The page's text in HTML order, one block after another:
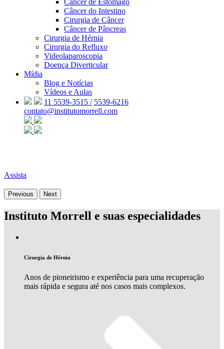
Câncer de Estômago
Câncer do Intestino
Cirurgia de Câncer
Câncer de Pâncreas
Cirurgia de Hérnia
Cirurgia do Refluxo
Videolaparoscopia
Doença Diverticular
Mídia
Blog e Notícias
Vídeos e Aulas
11 5539-3515 / 5539-6216
contato@institutomorrell.com
Assista
Previous Next
Instituto Morrell e suas especialidades
Cirurgia de Hérnia
Anos de pioneirismo e experiência para uma recuperação
mais rápida e segura até nos casos mais complexos.